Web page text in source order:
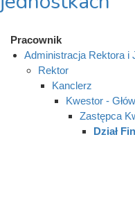
Pracownik
Administracja Rektora i
Rektor
Kanclerz
Kwestor -
Zastępca
Dział